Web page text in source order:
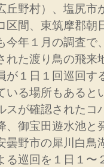
丘野村）、塩尻市
区間、東筑摩郡朝
今年１月の調査で
れた渡り鳥の飛来
が１日１回巡回す
いる場所もあると
が確認されたコ
、御宝田遊水池と
曇野市の犀川白鳥
る巡回を１日１〜